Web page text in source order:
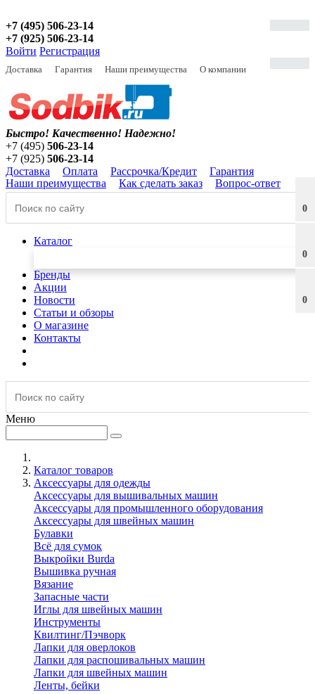
+7 (495) 506-23-14
+7 (925) 506-23-14
Войти Регистрация
Доставка Гарантия Наши преимущества О компании
0
0
0
Быстро! Качественно! Надежно!
+7 (495) 506-23-14
+7 (925) 506-23-14
Доставка
Оплата Рассрочка/Кредит
Гарантия
Наши преимущества
Как сделать заказ Вопрос-ответ
Каталог
Бренды
Акции
Новости
Статьи и обзоры
О магазине
Контакты
Меню
Каталог товаров
Аксессуары для одежды
Аксессуары для вышивальных машин
Аксессуары для промышленного оборудования
Аксессуары для швейных машин
Булавки
Всё для сумок
Выкройки Burda
Вышивка ручная
Вязание
Запасные части
Иглы для швейных машин
Инструменты
Квилтинг/Пэчворк
Лапки для оверлоков
Лапки для распошивальных машин
Лапки для швейных машин
Ленты, бейки